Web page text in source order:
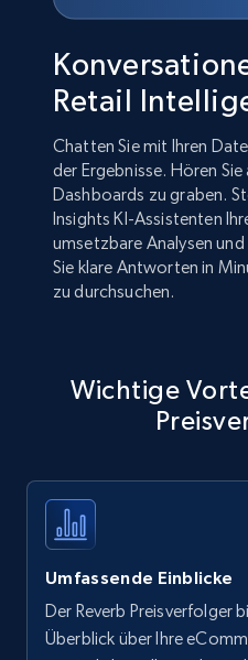
Retail
Chatten Sie mit Ihren
der Ergebnisse. Hören Sie
Dashboards zu graben.
Insights KI-Assistenten
umsetzbare Analysen
Sie klare Antworten in
zu durchsuchen.
Wichtige
Umfassende Einblicke
Der Reverb Preisverfolger
Überblick über Ihre